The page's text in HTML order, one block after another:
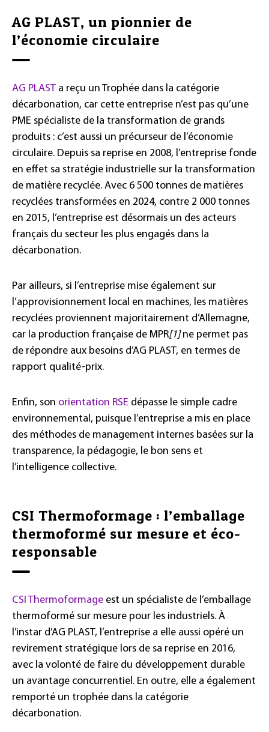
AG PLAST, un pionnier de
l’économie circulaire
AG PLAST a reçu un Trophée dans la catégorie
décarbonation, car cette entreprise n’est pas qu’une
PME spécialiste de la transformation de grands
produits : c’est aussi un précurseur de l’économie
circulaire. Depuis sa reprise en 2008, l’entreprise fonde
en effet sa stratégie industrielle sur la transformation
de matière recyclée. Avec 6 500 tonnes de matières
recyclées transformées en 2024, contre 2 000 tonnes
en 2015, l’entreprise est désormais un des acteurs
français du secteur les plus engagés dans la
décarbonation.
Par ailleurs, si l’entreprise mise également sur
l’approvisionnement local en machines, les matières
recyclées proviennent majoritairement d’Allemagne,
car la production française de MPR[1]ne permet pas
de répondre aux besoins d’AG PLAST, en termes de
rapport qualité-prix.
Enfin, son orientation RSE dépasse le simple cadre
environnemental, puisque l’entreprise a mis en place
des méthodes de management internes basées sur la
transparence, la pédagogie, le bon sens et
l’intelligence collective.
CSI Thermoformage : l’emballage
thermoformé sur mesure et éco-
responsable
CSI Thermoformage est un spécialiste de l’emballage
thermoformé sur mesure pour les industriels. À
l’instar d’AG PLAST, l’entreprise a elle aussi opéré un
revirement stratégique lors de sa reprise en 2016,
avec la volonté de faire du développement durable
un avantage concurrentiel. En outre, elle a également
remporté un trophée dans la catégorie
décarbonation.